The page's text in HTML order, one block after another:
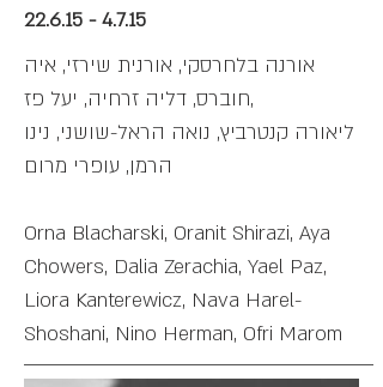
22.6.15 - 4.7.15
אורנה בלחרסקי, אורנית שירזי, איה
חוברס, דליה זרחיה, יעל פז,
ליאורה קנטרביץ, נואה הראל-שושני, נינו
הרמן, עופרי מרום
Orna Blacharski, Oranit Shirazi, Aya
Chowers, Dalia Zerachia, Yael Paz,
Liora Kanterewicz, Nava Harel-
Shoshani, Nino Herman, Ofri Marom